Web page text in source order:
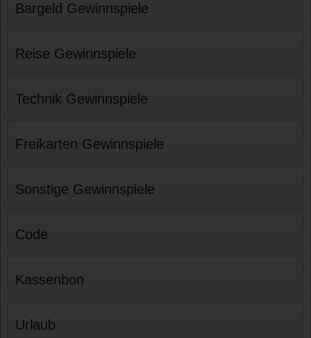
Bargeld Gewinnspiele
Reise Gewinnspiele
Technik Gewinnspiele
Freikarten Gewinnspiele
Sonstige Gewinnspiele
Code
Kassenbon
Urlaub